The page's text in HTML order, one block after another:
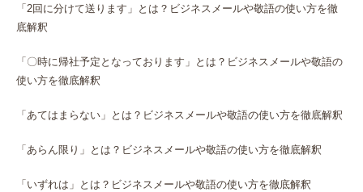
「2回に分けて送ります」とは？ビジネスメールや敬語の使い方を徹
底解釈
「〇時に帰社予定となっております」とは？ビジネスメールや敬語の
使い方を徹底解釈
「あてはまらない」とは？ビジネスメールや敬語の使い方を徹底解釈
「あらん限り」とは？ビジネスメールや敬語の使い方を徹底解釈
「いずれは」とは？ビジネスメールや敬語の使い方を徹底解釈